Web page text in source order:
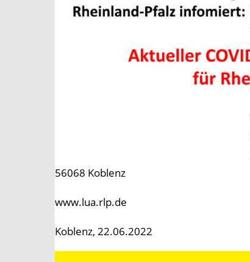
56068 Koblenz
www.lua.rlp.de
Koblenz, 22.06.2022